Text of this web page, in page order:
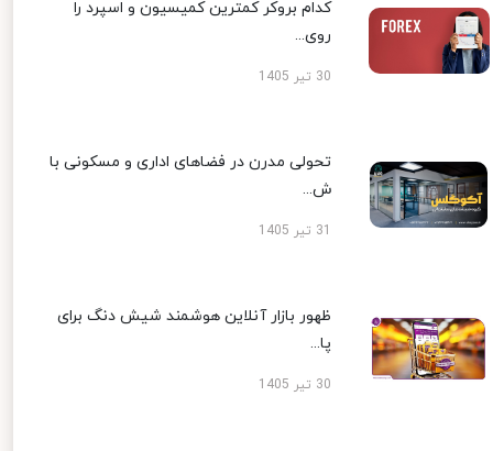
کدام بروکر کمترین کمیسیون و اسپرد را
روی...
30 تیر 1405
تحولی مدرن در فضاهای اداری و مسکونی با
ش...
ظهور بازار آنلاین هوشمند شیش دنگ برای
پا...
30 تیر 1405